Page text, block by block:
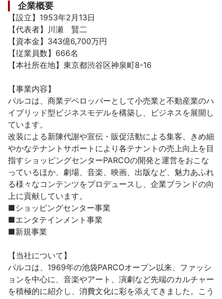
企業概要
【設立】1953年2月13日
【代表者】川瀬　賢二
【資本金】343億6,700万円
【従業員数】666名
【本社所在地】東京都渋谷区神泉町8-16
【事業内容】
パルコは、商業デベロッパーとして小売業と不動産業のハ
イブリッド型ビジネスモデルを構築し、ビジネスを展開し
ています。
改装による新陳代謝や宣伝・販促活動による集客、きめ細
やかなテナントサポートにより各テナントの売上向上を目
指すショッピングセンターPARCOの開発と運営をおこな
っているほか、劇場、音楽、映画、出版など、魅力あふれ
る様々なコンテンツをプロデュースし、企業ブランドの向
上に貢献しています。
■ショッピングセンター事業
■エンタテインメント事業
■新規事業
【当社について】
パルコは、1969年の池袋PARCOオープン以来、ファッシ
ョンを中心に、音楽やアート、演劇など先端のカルチャー
を積極的に紹介し、消費文化に彩を添えてきました。こう